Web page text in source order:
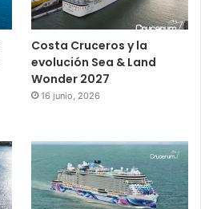
Costa Cruceros y la
evolución Sea & Land
Wonder 2027
16 junio, 2026